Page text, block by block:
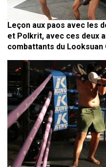
Leçon aux paos avec les
et Polkrit, avec ces deux
combattants du